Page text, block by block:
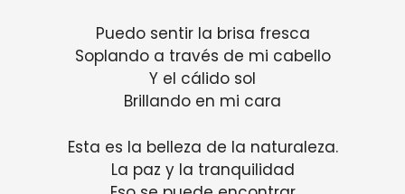
Puedo sentir la brisa fresca
Soplando a través de mi cabello
Y el cálido sol
Brillando en mi cara
Esta es la belleza de la naturaleza.
La paz y la tranquilidad